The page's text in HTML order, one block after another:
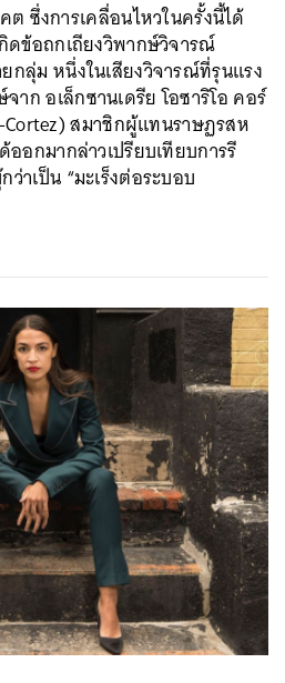
ต ซึ่งการเคลื่อนไหวในครั้งนี้ได้
ดข้อถกเถียงวิพากษ์วิจารณ์
ลุ่ม หนึ่งในเสียงวิจารณ์ที่รุนแรง
ก อเล็กซานเดรีย โอซาริโอ คอร์
Cortez) สมาชิกผู้แทนราษฏรสห
อกมากล่าวเปรียบเทียบการรี
าเป็น “มะเร็งต่อระบอบ